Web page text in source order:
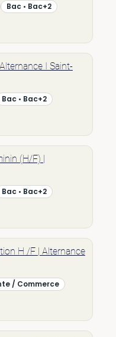
Bac • Bac+2
I Saint-
Bac • Bac+2
(H/F) |
Bac • Bac+2
H /F | Alternance
/ Commerce